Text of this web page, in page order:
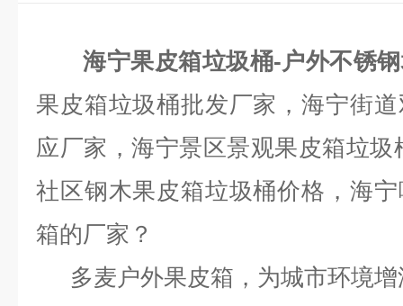
海宁果皮箱垃圾桶-户外不锈
果皮箱垃圾桶批发厂家，海宁街
应厂家，海宁景区景观果皮箱垃
社区钢木果皮箱垃圾桶价格，海
箱的厂家？
多麦户外果皮箱，为城市环境